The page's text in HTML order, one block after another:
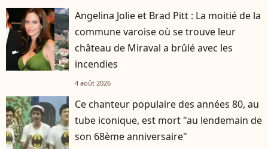
Angelina Jolie et Brad Pitt : La moitié de la
commune varoise où se trouve leur
château de Miraval a brûlé avec les
incendies
4 août 2026
Ce chanteur populaire des années 80, au
tube iconique, est mort "au lendemain de
son 68ème anniversaire"